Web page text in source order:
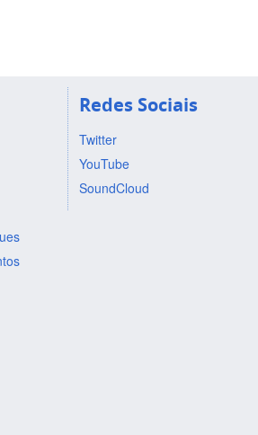
Redes Sociais
Twitter
YouTube
SoundCloud